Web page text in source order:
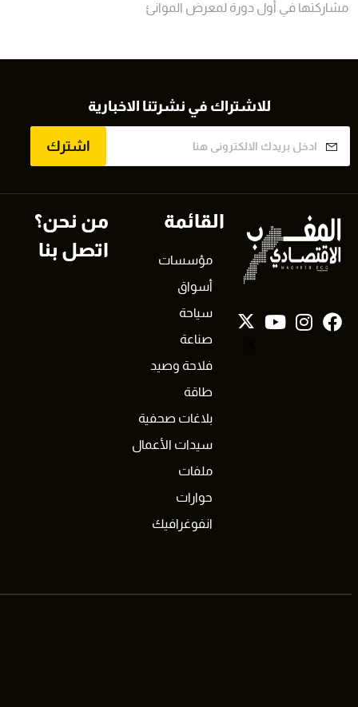
مشاركتها في أول دورة لمعرض الموانئ
للاشتراك في نشرتنا الاخبارية
اشترك
القائمة
مؤسسات
أسواق
سياحة
صناعة
فلاحة وصيد
طاقة
بلاغات صحفية
سيدات الأعمال
ملفات
حوارات
انفوغرافيك
من نحن؟
اتصل بنا